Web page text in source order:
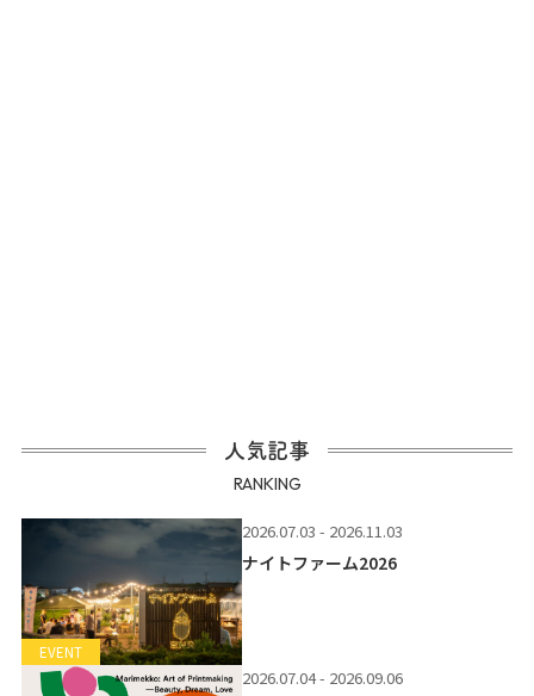
人気記事
RANKING
EVENT
2026.07.03 - 2026.11.03
ナイトファーム2026
2026.07.04 - 2026.09.06